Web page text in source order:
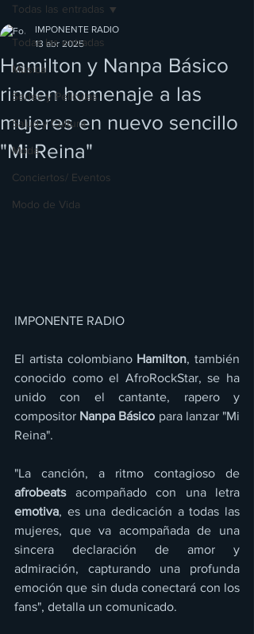
Todas las entradas
Música
Series y Películas
Salud y Cultura
Moda
Conciertos/ Eventos
Modo de Vida
Todas las entradas
Hamilton y Nanpa Básico
rinden homenaje a las
mujeres en nuevo sencillo
"Mi Reina"
IMPONENTE RADIO
13 abr 2025
IMPONENTE RADIO
El artista colombiano Hamilton, también
conocido como el AfroRockStar, se ha
unido con el cantante, rapero y
compositor Nanpa Básico para lanzar "Mi
Reina".
afrobeats
emotiva, es una dedicación a todas las
mujeres, que va acompañada de una
sincera declaración de amor y
admiración, capturando una profunda
emoción que sin duda conectará con los
fans", detalla un comunicado.